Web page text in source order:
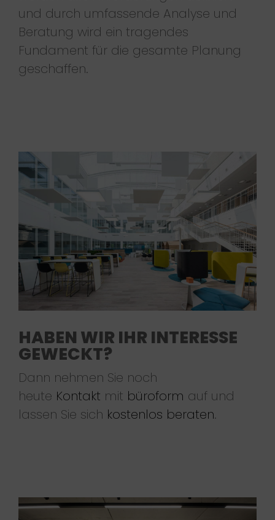
und durch umfassende Analyse und
Beratung wird ein tragendes
Fundament für die gesamte Planung
geschaffen.
HABEN WIR IHR INTERESSE
GEWECKT?
Dann nehmen Sie noch
heute Kontakt mit büroform auf und
lassen Sie sich kostenlos beraten.